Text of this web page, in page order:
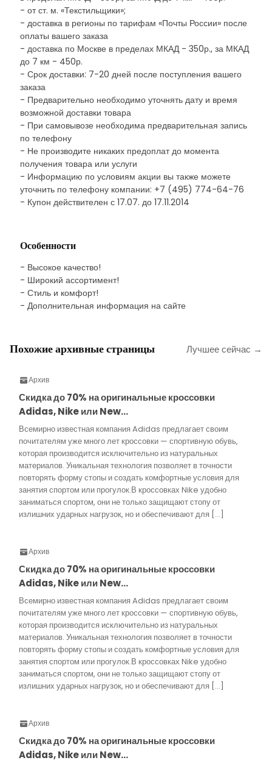
- от ст. м. «Текстильщики»;
- доставка в регионы по тарифам «Почты России» после
оплаты вашего заказа
- доставка по Москве в пределах МКАД - 350р., за МКАД
до 7 км - 450р.
- Срок доставки: 7-20 дней после поступления вашего
заказа
- Предварительно необходимо уточнять дату и время
возможной доставки товара
- При самовывозе необходима предварительная запись
по телефону
- Не производите никаких предоплат до момента
получения товара или услуги
- Информацию по условиям акции вы также можете
уточнить по телефону компании: +7 (495) 774-64-76
- Купон действителен с 17.07. до 17.11.2014
Особенности
- Высокое качество!
- Широкий ассортимент!
- Стиль и комфорт!
- Дополнительная информация на сайте
Похожие архивные страницы Лучшее сейчас →
Архив
Скидка до 70% на оригинальные кроссовки
Adidas, Nike или New…
Всемирно известная компания Adidas предлагает своим
почитателям уже много лет кроссовки — спортивную обувь,
которая производится исключительно из натуральных
материалов. Уникальная технология позволяет в точности
повторять форму стопы и создать комфортные условия для
занятия спортом или прогулок.В кроссовках Nike удобно
заниматься спортом, они не только защищают стопу от
излишних ударных нагрузок, но и обеспечивают для […]
Архив
Скидка до 70% на оригинальные кроссовки
Adidas, Nike или New…
Всемирно известная компания Adidas предлагает своим
почитателям уже много лет кроссовки — спортивную обувь,
которая производится исключительно из натуральных
материалов. Уникальная технология позволяет в точности
повторять форму стопы и создать комфортные условия для
занятия спортом или прогулок.В кроссовках Nike удобно
заниматься спортом, они не только защищают стопу от
излишних ударных нагрузок, но и обеспечивают для […]
Архив
Скидка до 70% на оригинальные кроссовки
Adidas, Nike или New…